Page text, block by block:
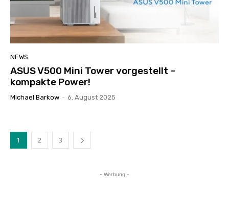
NEWS
ASUS V500 Mini Tower vorgestellt –
kompakte Power!
Michael Barkow - 6. August 2025
1 2 3
- Werbung -